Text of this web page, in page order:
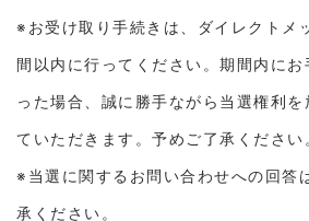
※お受け取り手続きは、ダイレクトメ
間以内に行ってください。期間内に
った場合、誠に勝手ながら当選権利
ていただきます。予めご了承ください
※当選に関するお問い合わせへの回答
承ください。